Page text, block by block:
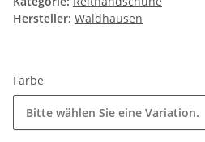
Hersteller: Waldhausen
Farbe
Bitte wählen Sie eine Variation.